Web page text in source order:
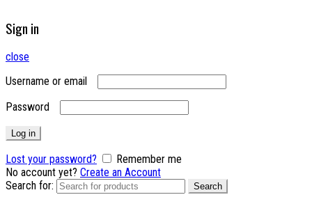
Sign in
close
Username or email
Password
Log in
Lost your password?
Remember me
No account yet? Create an Account
Search for:
Search